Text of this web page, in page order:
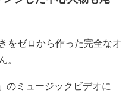
をゼロから作った完全なオ
のミュージックビデオに